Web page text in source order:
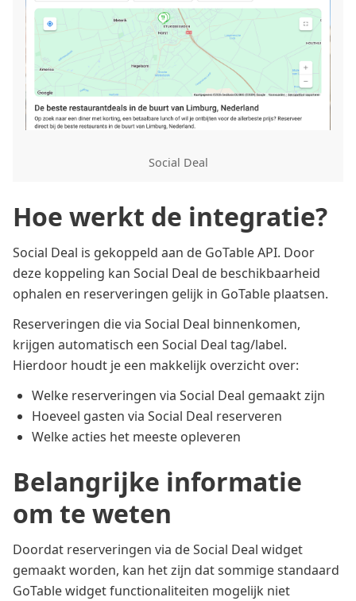
Social Deal
Hoe werkt de integratie?
Social Deal is gekoppeld aan de GoTable API. Door
deze koppeling kan Social Deal de beschikbaarheid
ophalen en reserveringen gelijk in GoTable plaatsen.
Reserveringen die via Social Deal binnenkomen,
krijgen automatisch een Social Deal tag/label.
Hierdoor houdt je een makkelijk overzicht over:
Welke reserveringen via Social Deal gemaakt zijn
Hoeveel gasten via Social Deal reserveren
Welke acties het meeste opleveren
Belangrijke informatie
om te weten
Doordat reserveringen via de Social Deal widget
gemaakt worden, kan het zijn dat sommige standaard
GoTable widget functionaliteiten mogelijk niet